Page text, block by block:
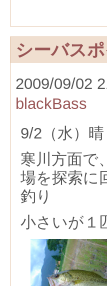
シーバス
2009/09/02
blackBass
9/2（水）
寒川方面で
場を探索に
釣り
小さいが１